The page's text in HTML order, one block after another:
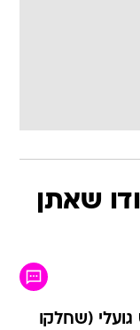
שאתן
(שחלקו